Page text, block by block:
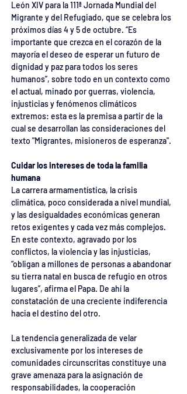
León XIV para la 111ª Jornada Mundial del
Migrante y del Refugiado, que se celebra los
próximos días 4 y 5 de octubre. “Es
importante que crezca en el corazón de la
mayoría el deseo de esperar un futuro de
dignidad y paz para todos los seres
humanos”, sobre todo en un contexto como
el actual, minado por guerras, violencia,
injusticias y fenómenos climáticos
extremos: esta es la premisa a partir de la
cual se desarrollan las consideraciones del
texto "Migrantes, misioneros de esperanza".
Cuidar los intereses de toda la familia
humana
La carrera armamentística, la crisis
climática, poco considerada a nivel mundial,
y las desigualdades económicas generan
retos exigentes y cada vez más complejos.
En este contexto, agravado por los
conflictos, la violencia y las injusticias,
“obligan a millones de personas a abandonar
su tierra natal en busca de refugio en otros
lugares”, afirma el Papa. De ahí la
constatación de una creciente indiferencia
hacia el destino del otro.
La tendencia generalizada de velar
exclusivamente por los intereses de
comunidades circunscritas constituye una
grave amenaza para la asignación de
responsabilidades, la cooperación